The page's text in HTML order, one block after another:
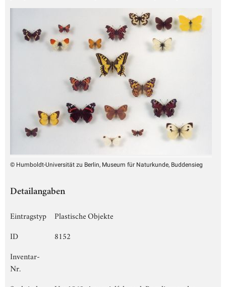
© Humboldt-Universität zu Berlin, Museum für Naturkunde, Buddensieg
Detailangaben
Eintragstyp
Plastische Objekte
ID
8152
Inventar-
Nr.